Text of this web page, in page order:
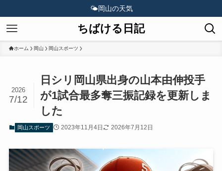
🌤️岡山の天気
ちばける日記
ホーム 岡山 岡山スポーツ
日シリ岡山県出身の山本由伸投手
が1試合最多奪三振記録を更新しま
した
2026
7/12
岡山スポーツ 2023年11月4日 2026年7月12日